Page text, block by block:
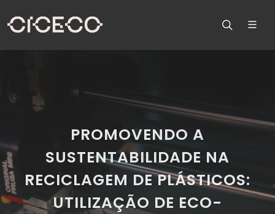
PROMOVENDO A
SUSTENTABILIDADE NA
RECICLAGEM DE PLÁSTICOS:
UTILIZAÇÃO DE ECO-